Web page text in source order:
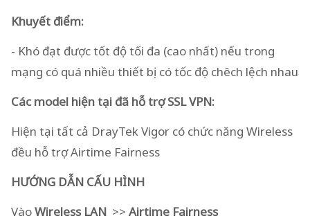
Khuyết điểm:
- Khó đạt được tốt độ tối đa (cao nhất) nếu trong
mạng có quá nhiều thiết bị có tốc độ chêch lệch nhau
Các model hiện tại đã hỗ trợ SSL VPN:
Hiện tại tất cả DrayTek Vigor có chức năng Wireless
đều hỗ trợ Airtime Fairness
HƯỚNG DẪN CẤU HÌNH
VàoWireless LAN >> Airtime Fairness